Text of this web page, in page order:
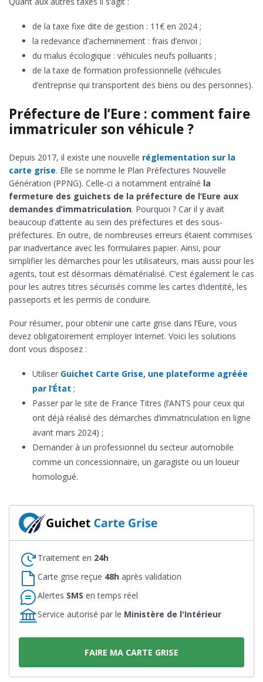
de la taxe fixe dite de gestion : 11€ en 2024 ;
la redevance d’acheminement : frais d’envoi ;
du malus écologique : véhicules neufs polluants ;
de la taxe de formation professionnelle (véhicules
d’entreprise qui transportent des biens ou des personnes).
Préfecture de l’Eure : comment faire
immatriculer son véhicule ?
Depuis 2017, il existe une nouvelle réglementation sur la
carte grise. Elle se nomme le Plan Préfectures Nouvelle
Génération (PPNG). Celle-ci a notamment entraîné la
fermeture des guichets de la préfecture de l’Eure aux
demandes d’immatriculation. Pourquoi ? Car il y avait
beaucoup d’attente au sein des préfectures et des sous-
préfectures. En outre, de nombreuses erreurs étaient commises
par inadvertance avec les formulaires papier. Ainsi, pour
simplifier les démarches pour les utilisateurs, mais aussi pour les
agents, tout est désormais dématérialisé. C’est également le cas
pour les autres titres sécurisés comme les cartes d’identité, les
passeports et les permis de conduire.
Pour résumer, pour obtenir une carte grise dans l’Eure, vous
devez obligatoirement employer Internet. Voici les solutions
dont vous disposez :
Utiliser Guichet Carte Grise, une plateforme agréée
par l’État ;
Passer par le site de France Titres (l’ANTS pour ceux qui
ont déjà réalisé des démarches d’immatriculation en ligne
avant mars 2024) ;
Demander à un professionnel du secteur automobile
comme un concessionnaire, un garagiste ou un loueur
homologué.
Traitement en 24h
Carte grise reçue 48h après validation
Alertes SMS en temps réel
Service autorisé par le Ministère de l'Intérieur
FAIRE MA CARTE GRISE